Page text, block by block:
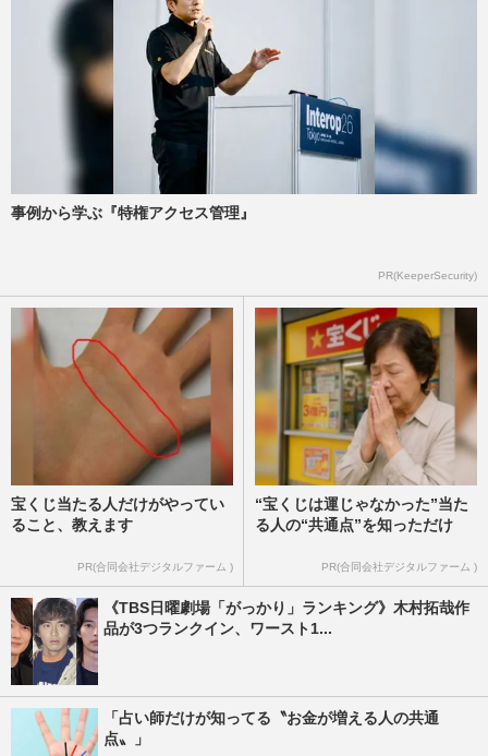
事例から学ぶ『特権アクセス管理』
PR(KeeperSecurity)
宝くじ当たる人だけがやってい
ること、教えます
PR(合同会社デジタルファーム )
“宝くじは運じゃなかった”当た
る人の“共通点”を知っただけ
PR(合同会社デジタルファーム )
《TBS日曜劇場「がっかり」ランキング》木村拓哉作
品が3つランクイン、ワースト1...
「占い師だけが知ってる〝お金が増える人の共通
点〟」